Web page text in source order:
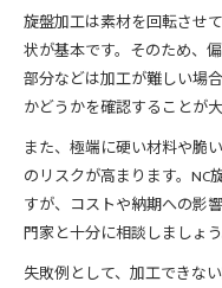
旋盤加工は素材を回転させ
状が基本です。そのため、
部分などは加工が難しい場
かどうかを確認することが大
また、極端に硬い材料や脆
のリスクが高まります。NC
すが、コストや納期への影
門家と十分に相談しましょう
失敗例として、加工できな